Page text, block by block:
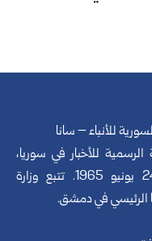
للأنباء – سانا
الرسمية للأخبار في سوريا،
تأسست في 24 يونيو 1965. تتبع وزارة
الرئيسي في دمشق.